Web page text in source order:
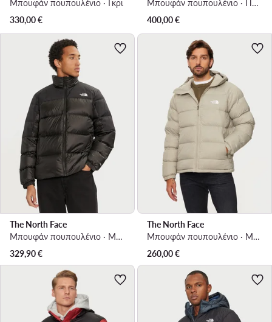
Μπουφάν πουπουλένιο · Γκρι
330,00€
Μπουφάν πουπουλένιο · Πορτοκαλί
400,00€
The North Face
Μπουφάν πουπουλένιο · Μαύρο
329,90€
The North Face
Μπουφάν πουπουλένιο · Μπεζ
260,00€